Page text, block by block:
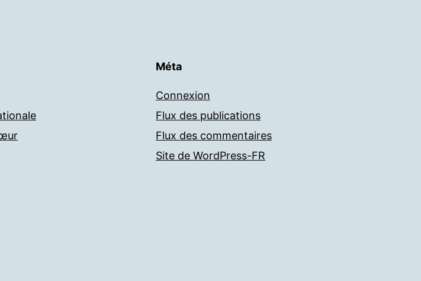
Méta
Connexion
Flux des publications
Flux des commentaires
Site de WordPress-FR